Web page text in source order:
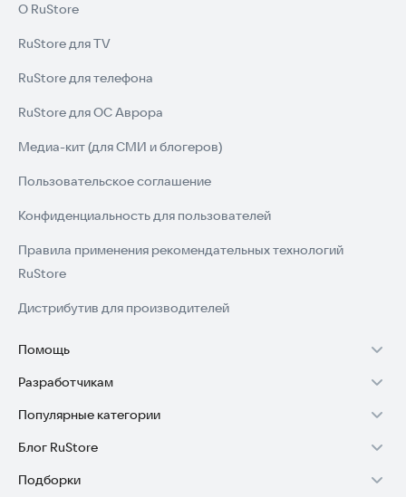
О RuStore
RuStore для TV
RuStore для телефона
RuStore для ОС Аврора
Медиа-кит (для СМИ и блогеров)
Пользовательское соглашение
Конфиденциальность для пользователей
Правила применения рекомендательных технологий
RuStore
Дистрибутив для производителей
Помощь
Установка RuStore на TV
Установка RuStore на телефон
Установка RuStore в машину
Помощь пользователям RuStore
Разработчикам
Зарабатывать с RuStore
Стать разработчиком
Доступ к RuStore Консоль
Популярные категории
Игры для Android
Приложения банков
Блог RuStore
Обзоры игр для Android 2025
Подборки